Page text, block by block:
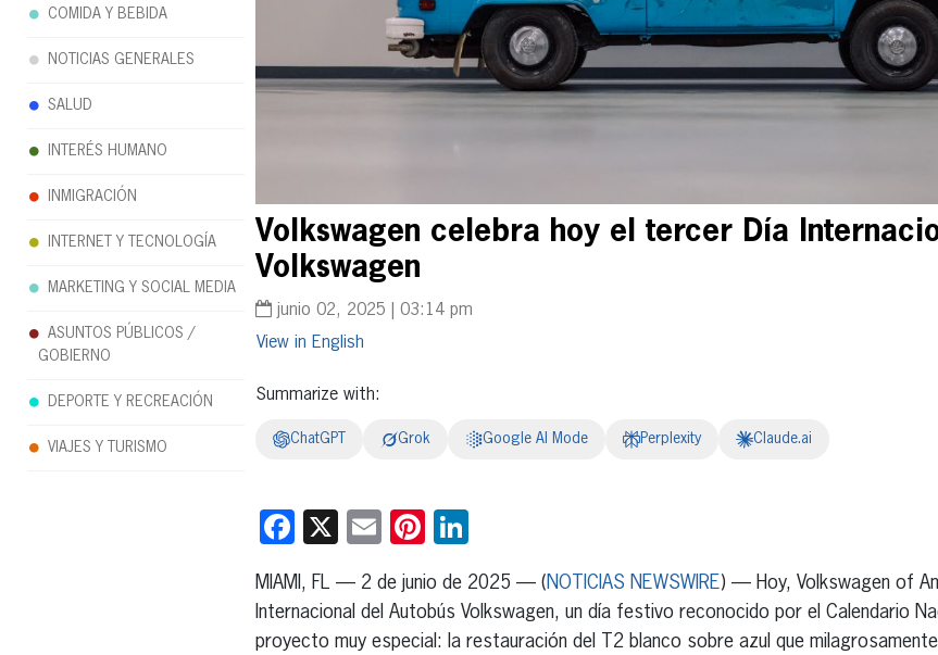
Volkswagen celebra hoy el tercer Día
Volkswagen
junio 02, 2025 | 03:14 pm
English
Summarize with:
ChatGPT Grok Google AI Mode Perplexity Claude.ai
Facebook
X EmailPinterest
MIAMI, FL — 2 de junio de 2025 — (NOTICIAS NEWSWIRE) — Hoy, Volkswagen of
Internacional del Autobús Volkswagen, un día festivo reconocido por el Calendario
proyecto muy especial: la restauración del T2 blanco sobre azul que
COMIDA Y BEBIDA
NOTICIAS GENERALES
SALUD
INTERÉS HUMANO
INMIGRACIÓN
INTERNET Y TECNOLOGÍA
MARKETING Y SOCIAL MEDIA
ASUNTOS PÚBLICOS /
GOBIERNO
DEPORTE Y RECREACIÓN
VIAJES Y TURISMO